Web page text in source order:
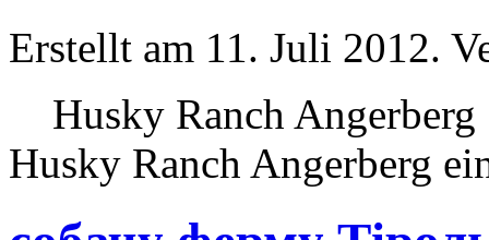
Erstellt am 11. Juli 2012.
Husky Ranch
Husky Ranch Angerberg